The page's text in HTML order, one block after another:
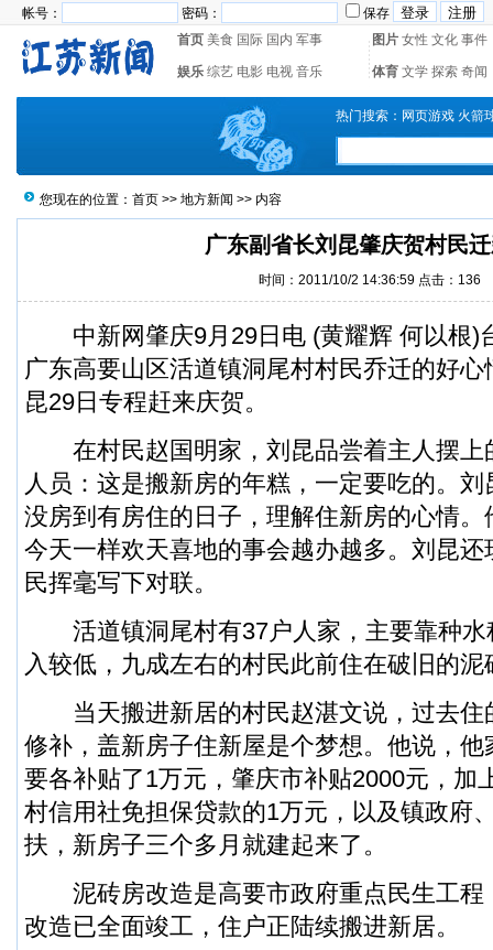
帐号： 密码：
保存
首页 美食 国际 国内 军事 图片 女性 文化 事件
娱乐 综艺 电影 电视 音乐 体育 文学 探索 奇闻
热门搜索： 网页游戏 火箭
您现在的位置： 首页 >> 地方新闻 >> 内容
广东副省长刘昆肇庆贺村民
时间：2011/10/2 14:36:59 点击： 136
中新网肇庆9月29日电 (黄耀辉 何以根)
广东高要山区活道镇洞尾村村民乔迁的好
昆29日专程赶来庆贺。
在村民赵国明家，刘昆品尝着主人摆上
人员：这是搬新房的年糕，一定要吃的。
没房到有房住的日子，理解住新房的心情
今天一样欢天喜地的事会越办越多。刘昆
民挥毫写下对联。
活道镇洞尾村有37户人家，主要靠种水
入较低，九成左右的村民此前住在破旧的泥
当天搬进新居的村民赵湛文说，过去住
修补，盖新房子住新屋是个梦想。他说，
要各补贴了1万元，肇庆市补贴2000元，加
村信用社免担保贷款的1万元，以及镇政府
扶，新房子三个多月就建起来了。
泥砖房改造是高要市政府重点民生工程
改造已全面竣工，住户正陆续搬进新居。